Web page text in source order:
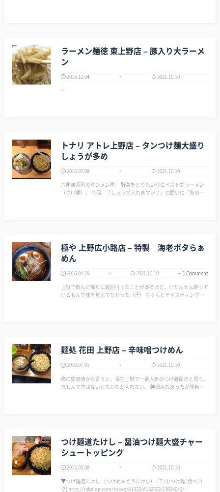
ラーメン麺徳 東上野店 – 豚入り大ラーメ
ン
2015.12.04
2021.10.10
…
トナリ アトレ上野店 – タンつけ麺大盛り
しょうが多め
2016.07.08
2021.10.10
六厘車系列のタンメン屋。 野菜をとりたい時にベストなラーメン
（つけ麺）。 今回、「しょうが入れますか？」の問いに「多め」
極や 上野広小路店 – 特製 海老ポタらぁ
めん
2016.04.29 2021.10.10
1 Comment
上野で飲んだ帰りに数回行ったことがあるけど、いかんせん酔って
いるもんで味を覚えてなかった（汗） ちゃんとテイスティングし
麺処 花田 上野店 – 辛味噌つけめん
2016.07.01
2021.10.10
俺の感覚値から言うと、現在上野で一番人気のつけ麺屋だと思う。
だもんで並ばないとなかなか入れない。 神田店もあったが移転す
つけ麺道たけし – 醤油つけ麺大盛チャー
シュートッピング
2015.03.08
2021.10.10
▼つけ麺道たけし （つけめんどうたけし） - 千川/つけ麺 [食べロ
グ] http://tabelog.com/tokyo/A1322/A132202/13024042/…